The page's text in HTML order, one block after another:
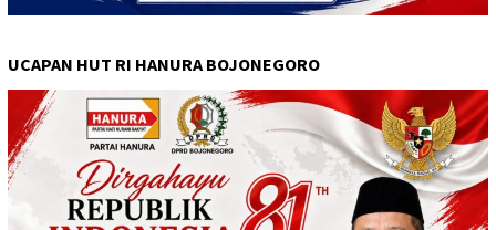
UCAPAN HUT RI HANURA BOJONEGORO